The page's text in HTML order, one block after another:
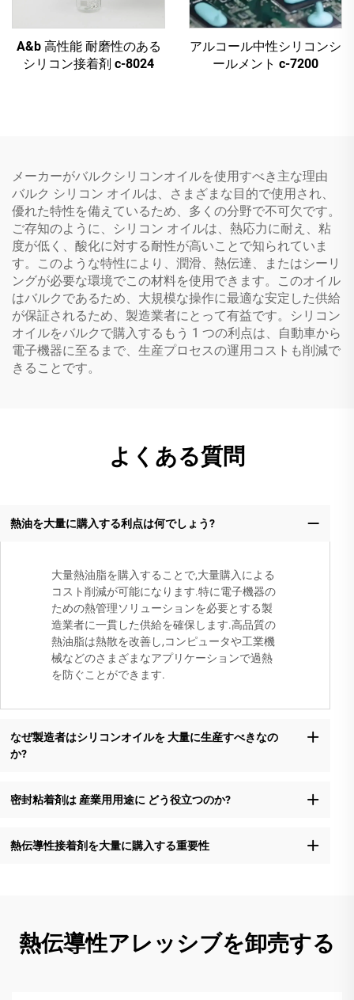
A&b 高性能 耐磨性のある
シリコン接着剤 c-8024
アルコール中性シリコンシ
ールメント c-7200
メーカーがバルクシリコンオイルを使用すべき主な理由
バルク シリコン オイルは、さまざまな目的で使用され、
優れた特性を備えているため、多くの分野で不可欠です。
ご存知のように、シリコン オイルは、熱応力に耐え、粘
度が低く、酸化に対する耐性が高いことで知られていま
す。このような特性により、潤滑、熱伝達、またはシーリ
ングが必要な環境でこの材料を使用できます。このオイル
はバルクであるため、大規模な操作に最適な安定した供給
が保証されるため、製造業者にとって有益です。シリコン
オイルをバルクで購入するもう 1 つの利点は、自動車から
電子機器に至るまで、生産プロセスの運用コストも削減で
きることです。
よくある質問
熱油を大量に購入する利点は何でしょう?
大量熱油脂を購入することで,大量購入による
コスト削減が可能になります.特に電子機器の
ための熱管理ソリューションを必要とする製
造業者に一貫した供給を確保します.高品質の
熱油脂は熱散を改善し,コンピュータや工業機
械などのさまざまなアプリケーションで過熱
を防ぐことができます.
なぜ製造者はシリコンオイルを 大量に生産すべきなの
か?
密封粘着剤は 産業用用途に どう役立つのか?
熱伝導性接着剤を大量に購入する重要性
熱伝導性アレッシブを卸売する